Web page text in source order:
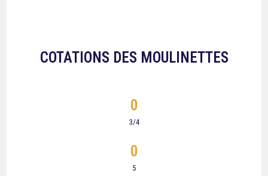
COTATIONS DES MOULINETTES
3/4
0
5
0